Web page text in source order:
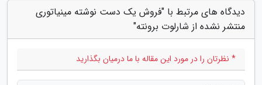
دیدگاه های مرتبط با "فروش یک دست نوشته مینیاتوری
منتشر نشده از شارلوت برونته"
* نظرتان را در مورد این مقاله با ما درمیان بگذارید